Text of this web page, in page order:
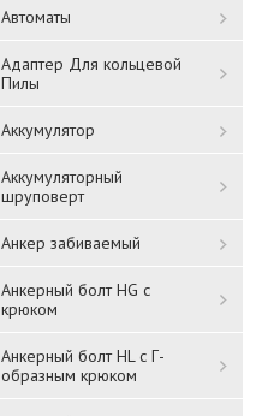
Автоматы
Адаптер Для кольцевой
Пилы
Аккумулятор
Аккумуляторный
шруповерт
Анкер забиваемый
Анкерный болт HG с
крюком
Анкерный болт HL с Г-
образным крюком